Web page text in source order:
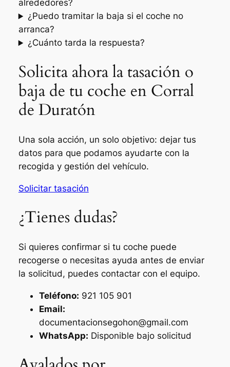
alrededores?
¿Puedo tramitar la baja si el coche no
arranca?
¿Cuánto tarda la respuesta?
Solicita ahora la tasación o
baja de tu coche en Corral
de Duratón
Una sola acción, un solo objetivo: dejar tus
datos para que podamos ayudarte con la
recogida y gestión del vehículo.
Solicitar tasación
¿Tienes dudas?
Si quieres confirmar si tu coche puede
recogerse o necesitas ayuda antes de enviar
la solicitud, puedes contactar con el equipo.
Teléfono: 921 105 901
Email:
documentacionsegohon@gmail.com
WhatsApp: Disponible bajo solicitud